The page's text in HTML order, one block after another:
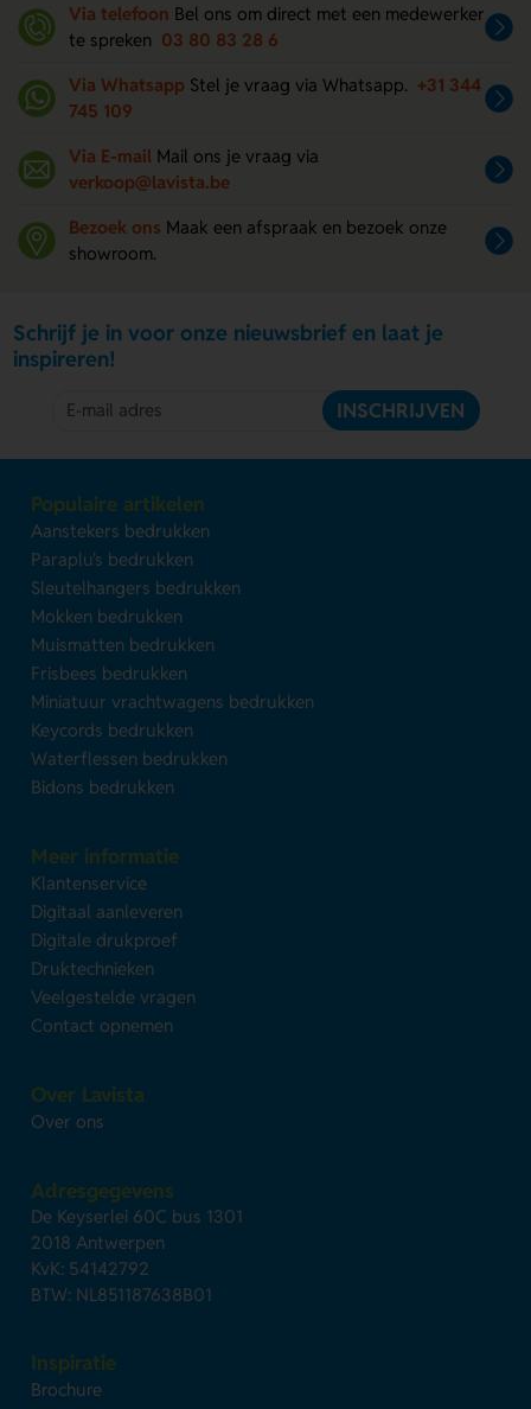
Via telefoon Bel ons om direct met een medewerker
te spreken 03 80 83 28 6
Via Whatsapp Stel je vraag via Whatsapp. +31 344
745 109
Via E-mail Mail ons je vraag via
verkoop@lavista.be
Bezoek ons Maak een afspraak en bezoek onze
showroom.
Schrijf je in voor onze nieuwsbrief en laat je
inspireren!
INSCHRIJVEN
Populaire artikelen
Aanstekers bedrukken
Paraplu's bedrukken
Sleutelhangers bedrukken
Mokken bedrukken
Muismatten bedrukken
Frisbees bedrukken
Miniatuur vrachtwagens bedrukken
Keycords bedrukken
Waterflessen bedrukken
Bidons bedrukken
Meer informatie
Klantenservice
Digitaal aanleveren
Digitale drukproef
Druktechnieken
Veelgestelde vragen
Contact opnemen
Over Lavista
Over ons
Adresgegevens
De Keyserlei 60C bus 1301
2018 Antwerpen
KvK: 54142792
BTW: NL851187638B01
Inspiratie
Brochure